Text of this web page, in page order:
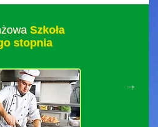
Szkoła
stopnia